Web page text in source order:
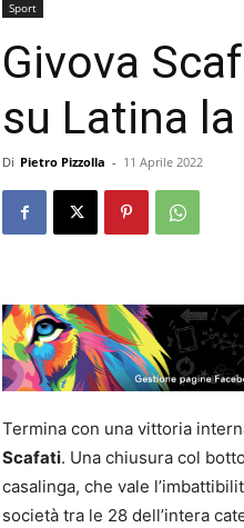
Sport
Givova
su Latina
Di Pietro Pizzolla - 11 Aprile 2022
Termina con una vittoria
Scafati. Una chiusura col
casalinga, che vale
società tra le 28 dell’intera